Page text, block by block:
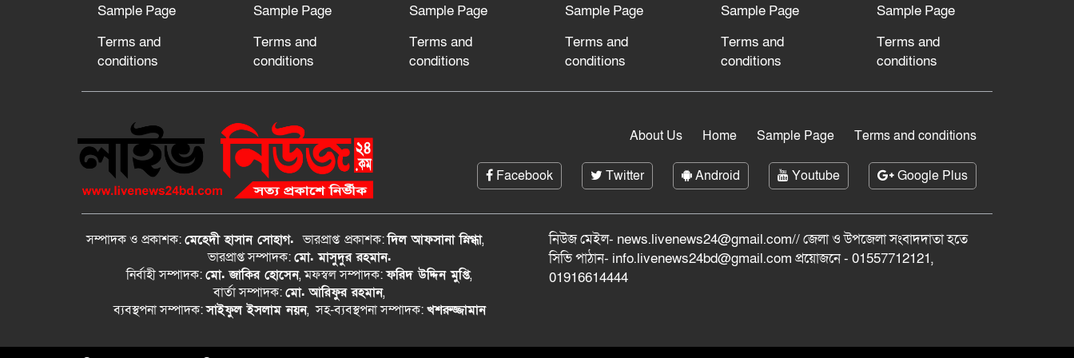
Sample Page
Terms and
conditions
Sample Page
Terms and
conditions
Sample Page
Terms and
conditions
Sample Page
Terms and
conditions
Sample Page
Terms and
conditions
Sample Page
Terms and
conditions
About Us Home Sample Page Terms and conditions
Facebook Twitter Android Youtube Google Plus
সম্পাদক ও প্রকাশক:মেহেদী হাসান সোহাগ.ভারপ্রাপ্ত প্রকাশক:দিল আফসানা স্নিগ্ধা,
ভারপ্রাপ্ত সম্পাদক:মো. মাসুদুর রহমান.
নির্বাহী সম্পাদক:মো. জাকির হোসেন, মফস্বল সম্পাদক:ফরিদ উদ্দিন মুপ্তি,
বার্তা সম্পাদক:মো. আরিফুর রহমান,
ব্যবস্থপনা সম্পাদক:সাইফুল ইসলাম নয়ন, সহ-ব্যবস্থপনা সম্পাদক:খশরুজ্জামান
নিউজ মেইল- news.livenews24@gmail.com// জেলা ও ‍উপজেলা সংবাদদাতা হতে
সিভি পাঠান- info.livenews24bd@gmail.com প্রয়োজনে - 01557712121,
01916614444